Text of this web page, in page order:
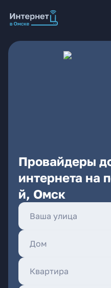
Провайдеры
интернета на
й, Омск